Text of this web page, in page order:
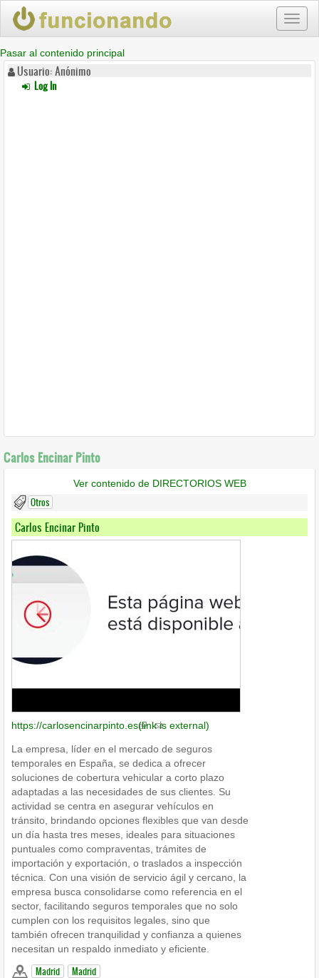
Pasar al contenido principal
Usuario: Anónimo
Log In
Carlos Encinar Pinto
Ver contenido de DIRECTORIOS WEB
Otros
Carlos Encinar Pinto
https://carlosencinarpinto.es(link is external)
La empresa, líder en el mercado de seguros
temporales en España, se dedica a ofrecer
soluciones de cobertura vehicular a corto plazo
adaptadas a las necesidades de sus clientes. Su
actividad se centra en asegurar vehículos en
tránsito, brindando opciones flexibles que van desde
un día hasta tres meses, ideales para situaciones
puntuales como compraventas, trámites de
importación y exportación, o traslados a inspección
técnica. Con una visión de servicio ágil y cercano, la
empresa busca consolidarse como referencia en el
sector, facilitando seguros temporales que no solo
cumplen con los requisitos legales, sino que
también ofrecen tranquilidad y confianza a quienes
necesitan un respaldo inmediato y eficiente.
Madrid Madrid